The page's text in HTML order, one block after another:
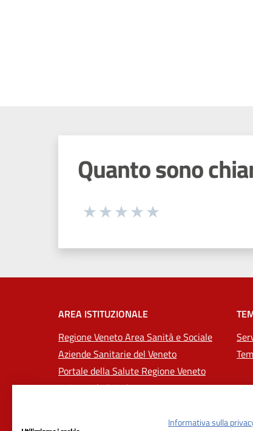
Quanto sono
Seleziona una valutazione da
AREA ISTITUZIONALE
Regione Veneto Area Sanità e Sociale
Aziende Sanitarie del Veneto
Portale della Salute Regione Veneto
Università di Padova
Informativa sulla